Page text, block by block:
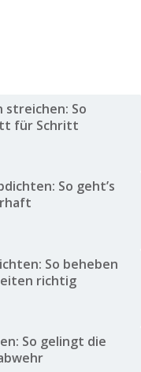
streichen: So
für Schritt
So geht’s
So beheben
richtig
So gelingt die